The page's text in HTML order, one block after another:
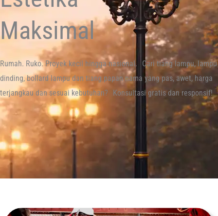
Maksimal​
Rumah. Ruko. Proyek kecil hingga nasional. Cari tiang lampu, lampu
dinding, bollard lampu dan tiang papan nama yang pas, awet, harga
terjangkau dan sesuai kebutuhan? Konsultasi gratis dan responsif!